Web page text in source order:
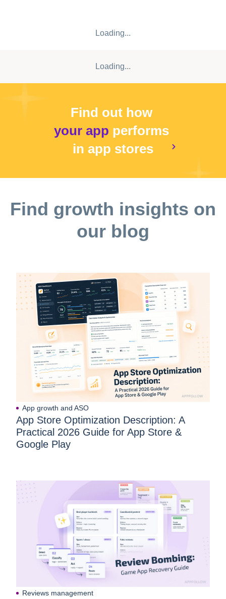
Loading...
Loading...
Find out how
your app performs
in app stores
Find growth insights on
our blog
App growth and ASO
App Store Optimization Description: A
Practical 2026 Guide for App Store &
Google Play
Reviews management